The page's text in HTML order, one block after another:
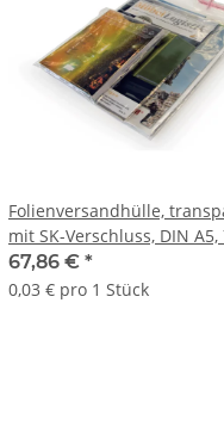
Folienversandhülle,
mit SK-Verschluss, DIN A5,
| 165 x 220 mm (Offene
L) | VE = 2000 Stk.
67,86 € *
0,03 € pro 1 Stück